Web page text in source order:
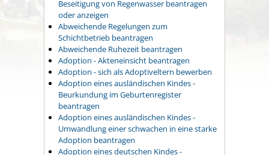
Beseitigung von Regenwasser beantragen
oder anzeigen
Abweichende Regelungen zum
Schichtbetrieb beantragen
Abweichende Ruhezeit beantragen
Adoption - Akteneinsicht beantragen
Adoption - sich als Adoptiveltern bewerben
Adoption eines ausländischen Kindes -
Beurkundung im Geburtenregister
beantragen
Adoption eines ausländischen Kindes -
Umwandlung einer schwachen in eine starke
Adoption beantragen
Adoption eines deutschen Kindes -